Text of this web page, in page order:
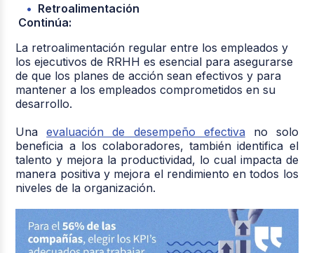
Retroalimentación
Continúa:
La retroalimentación regular entre los empleados y
los ejecutivos de RRHH es esencial para asegurarse
de que los planes de acción sean efectivos y para
mantener a los empleados comprometidos en su
desarrollo.
Unaevaluación de desempeño efectiva no solo
beneficia a los colaboradores, también identifica el
talento y mejora la productividad, lo cual impacta de
manera positiva y mejora el rendimiento en todos los
niveles de la organización.